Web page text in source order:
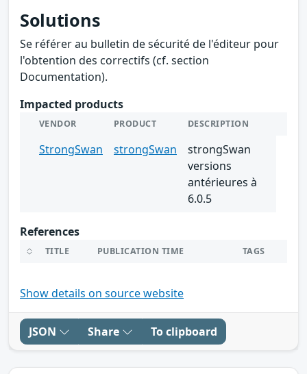
Solutions
Se référer au bulletin de sécurité de l'éditeur pour
l'obtention des correctifs (cf. section
Documentation).
Impacted products
VENDOR PRODUCT DESCRIPTION
StrongSwan strongSwan
strongSwan
versions
antérieures à
6.0.5
References
TITLE PUBLICATION TIME TAGS
Show details on source website
JSON Share To clipboard